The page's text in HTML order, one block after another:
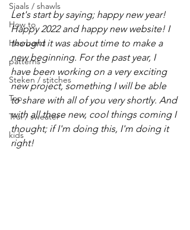
Sjaals / shawls
How to
Haarband
patterns
Steken / stitches
Top
Trui / sweater
kids
Let's start by saying; happy new year!
Happy 2022 and happy new website! I
thought it was about time to make a
new beginning. For the past year, I
have been working on a very exciting
new project, something I will be able
to share with all of you very shortly. And
with all these new, cool things coming I
thought; if I'm doing this, I'm doing it
right!